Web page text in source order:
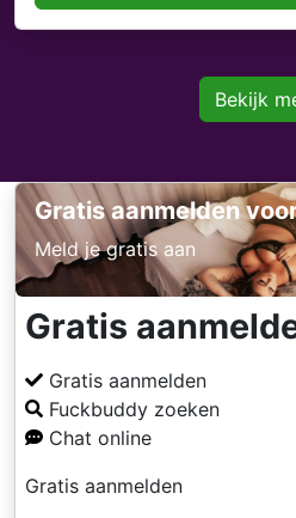
Bekijk
Gratis aanmelden
Meld je gratis aan
Gratis
Gratis aanmelden
Fuckbuddy zoeken
Chat online
Gratis aanmelden